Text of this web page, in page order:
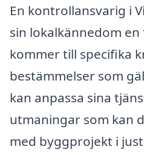
En kontrollansvarig i
sin lokalkännedom
kommer till specifika
bestämmelser som
kan anpassa sina
utmaningar som kan
med byggprojekt i